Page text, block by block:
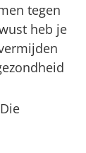
tegen
heb je
Die